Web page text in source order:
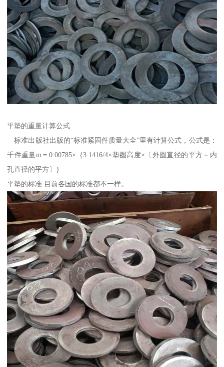
平垫的重量计算公式
标准出版社出版的“标准紧固件质量大全”里有计算公式，公式是：
千件重量m＝0.00785×｛3.1416/4×垫圈高度×〔外圆直径的平方－内
孔直径的平方〕｝
平垫的标准 目前各国的标准都不一样。